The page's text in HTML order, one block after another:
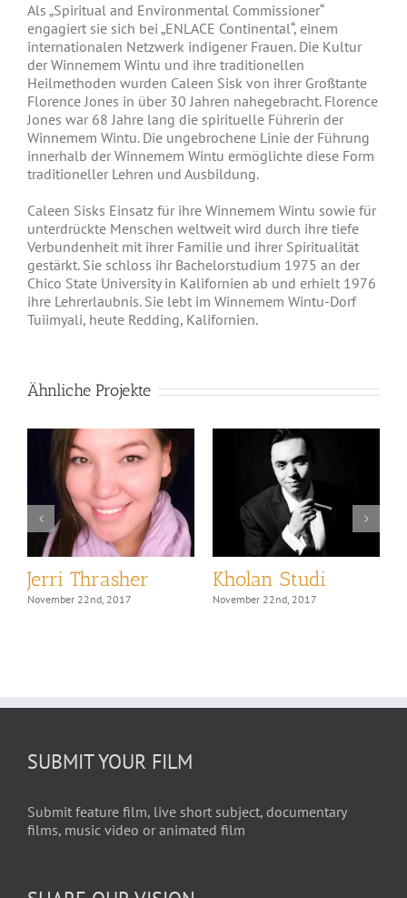
Als „Spiritual and Environmental Commissioner“
engagiert sie sich bei „ENLACE Continental“, einem
internationalen Netzwerk indigener Frauen. Die Kultur
der Winnemem Wintu und ihre traditionellen
Heilmethoden wurden Caleen Sisk von ihrer Großtante
Florence Jones in über 30 Jahren nahegebracht. Florence
Jones war 68 Jahre lang die spirituelle Führerin der
Winnemem Wintu. Die ungebrochene Linie der Führung
innerhalb der Winnemem Wintu ermöglichte diese Form
traditioneller Lehren und Ausbildung.
Caleen Sisks Einsatz für ihre Winnemem Wintu sowie für
unterdrückte Menschen weltweit wird durch ihre tiefe
Verbundenheit mit ihrer Familie und ihrer Spiritualität
gestärkt. Sie schloss ihr Bachelorstudium 1975 an der
Chico State University in Kalifornien ab und erhielt 1976
ihre Lehrerlaubnis. Sie lebt im Winnemem Wintu-Dorf
Tuiimyali, heute Redding, Kalifornien.
Ähnliche Projekte
Jerri Thrasher
November 22nd, 2017
Kholan Studi
November 22nd, 2017
SUBMIT YOUR FILM
Submit feature film, live short subject, documentary
films, music video or animated film